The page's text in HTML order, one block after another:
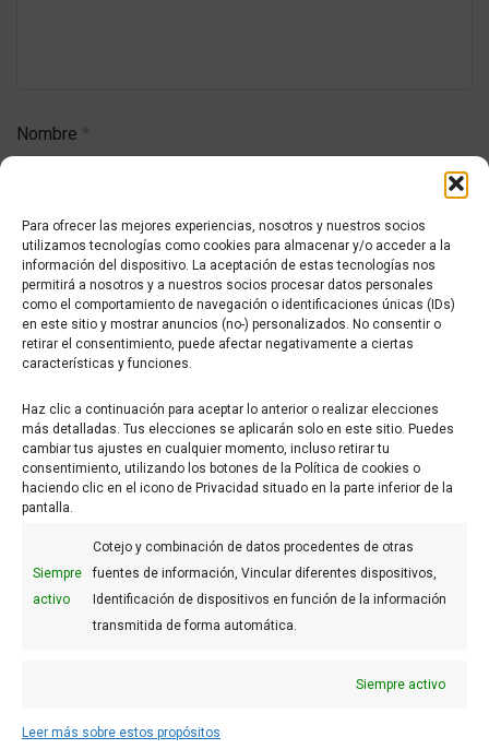
Para ofrecer las mejores experiencias, nosotros y nuestros socios
utilizamos tecnologías como cookies para almacenar y/o acceder a la
información del dispositivo. La aceptación de estas tecnologías nos
permitirá a nosotros y a nuestros socios procesar datos personales
como el comportamiento de navegación o identificaciones únicas (IDs)
en este sitio y mostrar anuncios (no-) personalizados. No consentir o
retirar el consentimiento, puede afectar negativamente a ciertas
características y funciones.
Haz clic a continuación para aceptar lo anterior o realizar elecciones
más detalladas. Tus elecciones se aplicarán solo en este sitio. Puedes
cambiar tus ajustes en cualquier momento, incluso retirar tu
consentimiento, utilizando los botones de la Política de cookies o
haciendo clic en el icono de Privacidad situado en la parte inferior de la
pantalla.
Siempre
activo
Cotejo y combinación de datos procedentes de otras
fuentes de información, Vincular diferentes dispositivos,
Identificación de dispositivos en función de la información
transmitida de forma automática.
Siempre activo
Leer más sobre estos propósitos
Nombre
Correo electrónico *
Web
Condiciones generales